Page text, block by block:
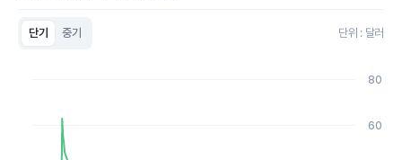
단기 중기 단위 : 달러
The chart has 1 Y axis displaying values. Data ranges from 1.2
60
80